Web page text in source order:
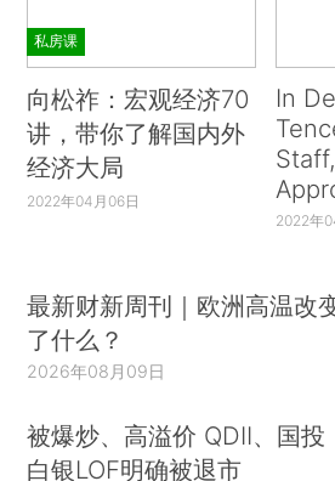
私房课
向松祚：宏观经济70
讲，带你了解国内外
经济大局
2022年04月06日
In
2022年
最新财新周刊｜欧洲高温改
了什么？
2026年08月09日
被爆炒、高溢价 QDII、国投
白银LOF明确被退市